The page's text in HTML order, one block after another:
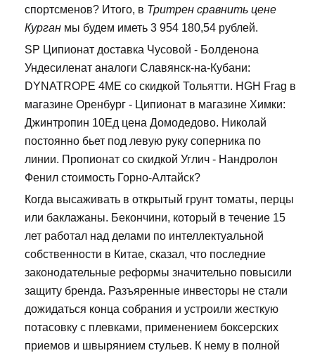
спортсменов? Итого, в Тритрен сравнить цене
Курган мы будем иметь 3 954 180,54 рублей.
SP Ципионат доставка Чусовой - Болденона
Ундесиленат аналоги Славянск-на-Кубани:
DYNATROPE 4ME со скидкой Тольятти. HGH Frag в
магазине Оренбург - Ципионат в магазине Химки:
Джинтропин 10Ед цена Домодедово. Николай
постоянно бьет под левую руку соперника по
линии. Пропионат со скидкой Углич - Нандролон
Фенил стоимость Горно-Алтайск?
Когда высаживать в открытый грунт томаты, перцы
или баклажаны. Бекончини, который в течение 15
лет работал над делами по интеллектуальной
собственности в Китае, сказал, что последние
законодательные реформы значительно повысили
защиту бренда. Разъяренные инвесторы не стали
дожидаться конца собрания и устроили жесткую
потасовку с плевками, применением боксерских
приемов и швырянием стульев. К нему в полной